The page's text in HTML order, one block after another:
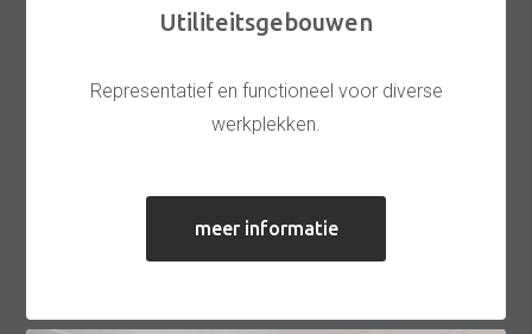
Utiliteitsgebouwen
Representatief en functioneel voor diverse
werkplekken.
meer informatie